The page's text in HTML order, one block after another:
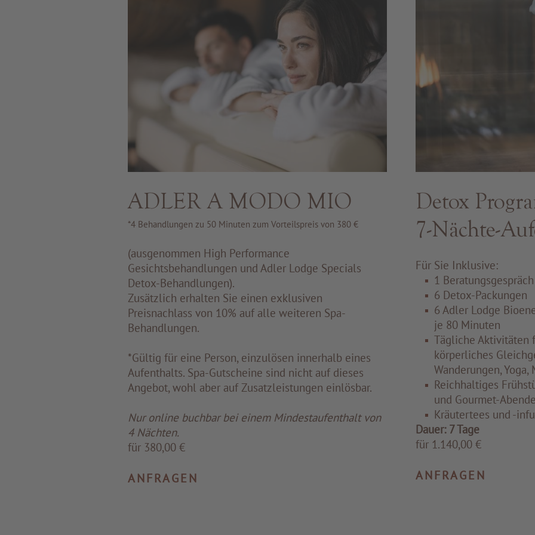
ADLER A MODO MIO
*4 Behandlungen zu 50 Minuten zum Vorteilspreis von 380 €
(ausgenommen High Performance
Gesichtsbehandlungen und Adler Lodge Specials
Detox-Behandlungen).
Zusätzlich erhalten Sie einen exklusiven
Preisnachlass von 10% auf alle weiteren Spa-
Behandlungen.
*Gültig für eine Person, einzulösen innerhalb eines
Aufenthalts. Spa-Gutscheine sind nicht auf dieses
Angebot, wohl aber auf Zusatzleistungen einlösbar.
Nur online buchbar bei einem Mindestaufenthalt von
4 Nächten.
für 380,00 €
ANFRAGEN
Detox
7-Nächte-
Für Sie Inklusive:
1 Beratungsgespräch
6 Detox-Packungen
6 Adler Lodge
je 80 Minuten
Tägliche Aktivitäten
körperliches
Wanderungen,
Reichhaltiges
und Gourmet-
Kräutertees und -
Dauer: 7 Tage
für 1.140,00 €
ANFRAGEN